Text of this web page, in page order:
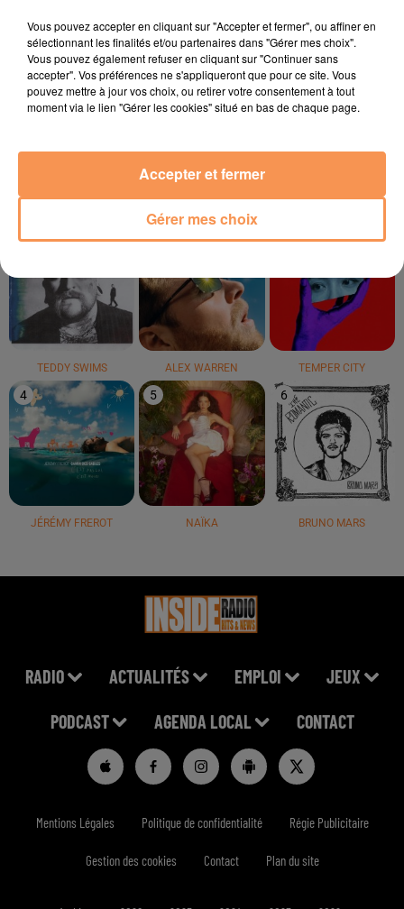
UPSILONE
Everytime We Touch
PIERRE DE MAERE
Je Pense À Vous
Oliver Cheatham
Get Down Saturday
1
TEDDY SWIMS
2
ALEX WARREN
3
TEMPER CITY
4
JÉRÉMY FREROT
5
NAÏKA
6
BRUNO MARS
RADIO ACTUALITÉS EMPLOI JEUX
PODCAST AGENDA LOCAL CONTACT
Mentions Légales Politique de confidentialité Régie Publicitaire
Gestion des cookies Contact Plan du site
Vous pouvez accepter en cliquant sur "Accepter et fermer", ou affiner en
sélectionnant les finalités et/ou partenaires dans "Gérer mes choix".
Vous pouvez également refuser en cliquant sur "Continuer sans
accepter". Vos préférences ne s'appliqueront que pour ce site. Vous
pouvez mettre à jour vos choix, ou retirer votre consentement à tout
moment via le lien "Gérer les cookies" situé en bas de chaque page.
Gérer mes choix
Accepter et fermer